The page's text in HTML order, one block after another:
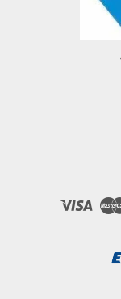
Visa